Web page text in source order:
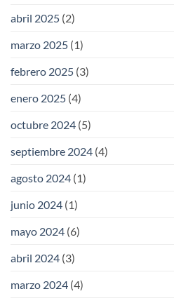
abril 2025 (2)
marzo 2025 (1)
febrero 2025 (3)
enero 2025 (4)
octubre 2024 (5)
septiembre 2024 (4)
agosto 2024 (1)
junio 2024 (1)
mayo 2024 (6)
abril 2024 (3)
marzo 2024 (4)